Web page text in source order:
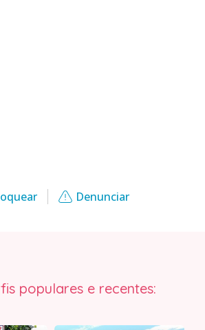
Denunciar
populares e recentes: